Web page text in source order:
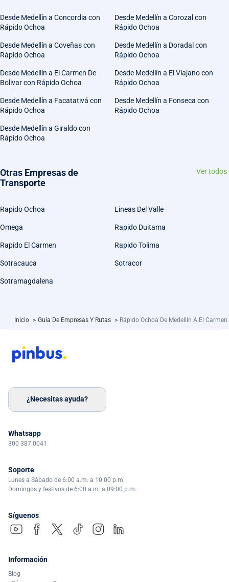
Desde Medellín a Concordia con
Rápido Ochoa
Desde Medellín a Corozal con
Rápido Ochoa
Desde Medellín a Coveñas con
Rápido Ochoa
Desde Medellín a Doradal con
Rápido Ochoa
Desde Medellín a El Carmen De
Bolivar con Rápido Ochoa
Desde Medellín a El Viajano con
Rápido Ochoa
Desde Medellín a Facatativá con
Rápido Ochoa
Desde Medellín a Fonseca con
Rápido Ochoa
Desde Medellín a Giraldo con
Rápido Ochoa
Otras Empresas de
Transporte
Ver todos
Rapido Ochoa Lineas Del Valle
Omega Rapido Duitama
Rapido El Carmen Rapido Tolima
Sotracauca Sotracor
Sotramagdalena
Inicio > Guía De Empresas Y Rutas > Rápido Ochoa De Medellín A El
¿Necesitas ayuda?
Whatsapp
300 387 0041
Soporte
Lunes a Sábado de 6:00 a.m. a 10:00 p.m.
Domingos y festivos de 6:00 a.m. a 09:00 p.m.
Síguenos
Información
Blog